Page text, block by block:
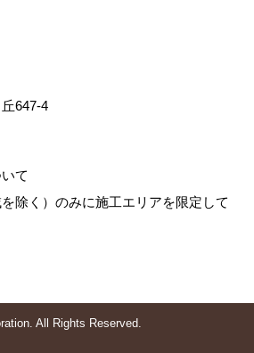
丘647-4
て
除く）のみに施工エリアを限定して
All Rights Reserved.